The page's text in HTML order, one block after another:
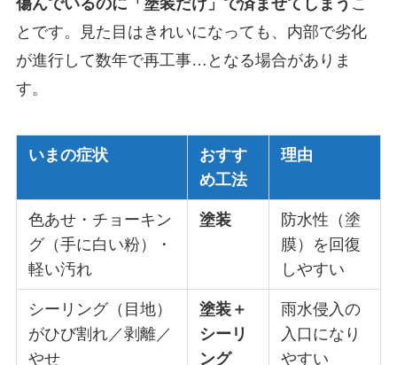
とです。見た目はきれいになっても、内部で劣化
が進行して数年で再工事…となる場合がありま
す。
いまの症状
おすす
め工法
理由
色あせ・チョーキン
グ（手に白い粉）・
軽い汚れ
塗装
防水性（塗
膜）を回復
しやすい
シーリング（目地）
がひび割れ／剥離／
やせ
塗装＋
シーリ
ング
雨水侵入の
入口になり
やすい